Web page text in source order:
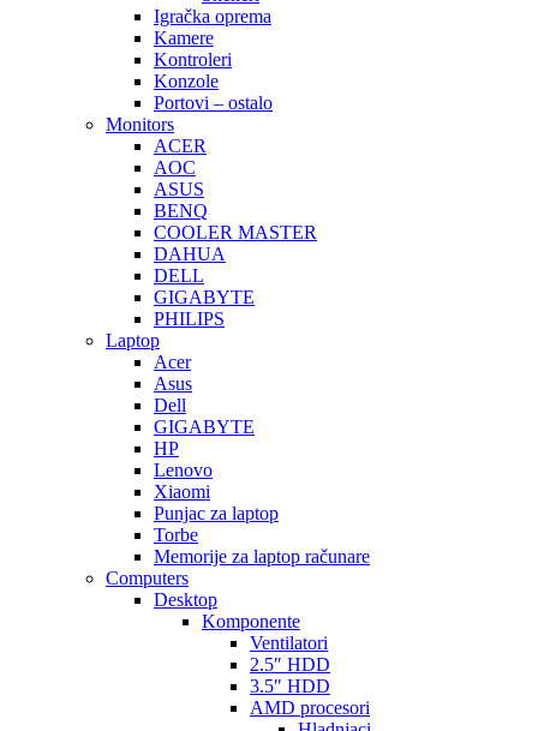
Igračka oprema
Kamere
Kontroleri
Konzole
Portovi – ostalo
Monitors
ACER
AOC
ASUS
BENQ
COOLER MASTER
DAHUA
DELL
GIGABYTE
PHILIPS
Laptop
Acer
Asus
Dell
GIGABYTE
HP
Lenovo
Xiaomi
Punjac za laptop
Torbe
Memorije za laptop računare
Computers
Desktop
Komponente
Ventilatori
2.5″ HDD
3.5″ HDD
AMD procesori